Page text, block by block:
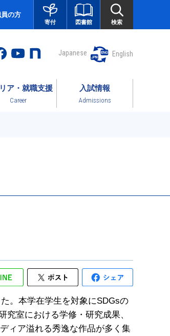
の方
寄付 図書館 検索
Japanese English
ア・就職支援
Career
入試情報
Admissions
。本学在学生を対象にSDGsの
室における学修・研究成果、
ィア溢れる秀逸な作品が多く集